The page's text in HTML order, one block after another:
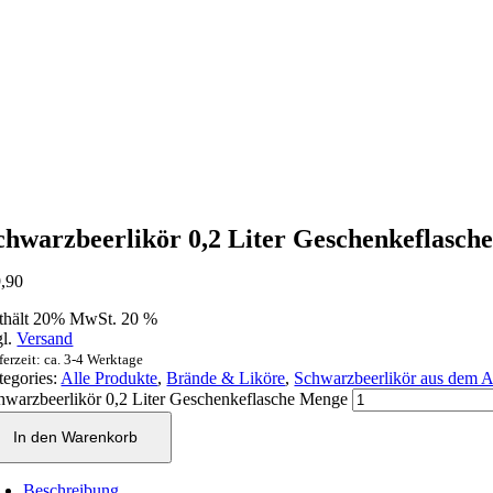
0,2 Liter Geschenkeflasche
20% MwSt. 20 %
Versand
ca. 3-4 Werktage
Alle Produkte,Brände & Liköre, Schwarzbeerlikör aus dem
0,2 Liter Geschenkeflasche Menge
In den Warenkorb